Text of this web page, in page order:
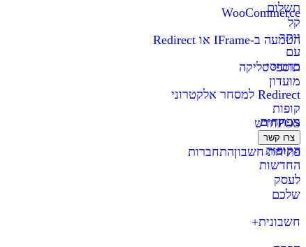
תשלום
קל
יותר
עם
כרטיסי
מועדון
קופות
POSחדש
הקופות
החדשות
לעסק
שלכם
חשבונית+
WooCommerce
הטמעה ב-IFrame או Redirect
תוספי סליקה
Redirect למסחר אלקטרוני
מפתחים
צרו קשר
פתיחת חשבוןהתחברות